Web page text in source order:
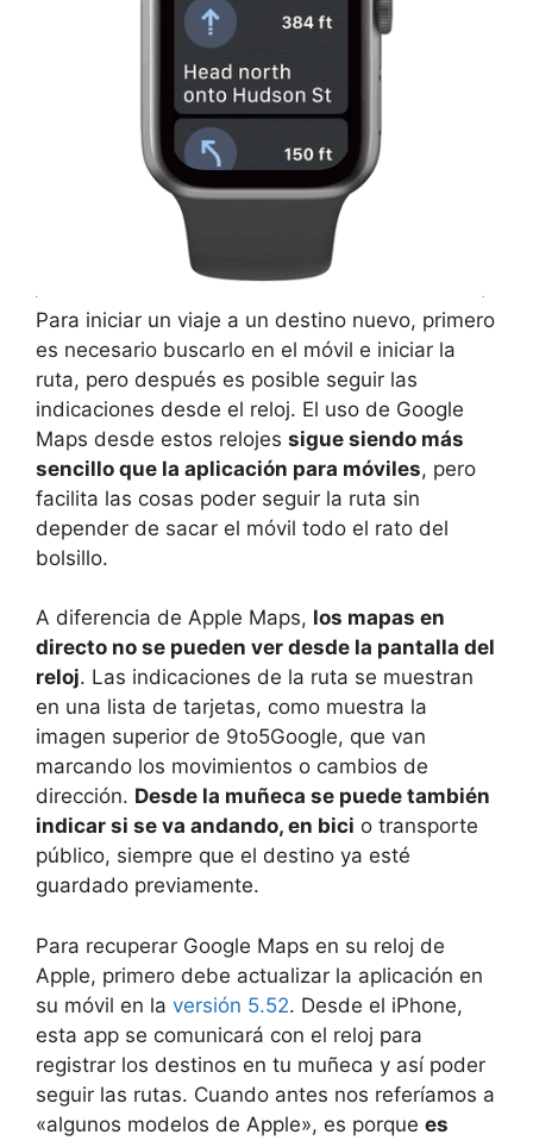
Para iniciar un viaje a un destino nuevo, primero
es necesario buscarlo en el móvil e iniciar la
ruta, pero después es posible seguir las
indicaciones desde el reloj. El uso de Google
Maps desde estos relojes sigue siendo más
sencillo que la aplicación para móviles, pero
facilita las cosas poder seguir la ruta sin
depender de sacar el móvil todo el rato del
bolsillo.
A diferencia de Apple Maps, los mapas en
directo no se pueden ver desde la pantalla del
reloj. Las indicaciones de la ruta se muestran
en una lista de tarjetas, como muestra la
imagen superior de 9to5Google, que van
marcando los movimientos o cambios de
dirección. Desde la muñeca se puede también
indicar si se va andando, en bici o transporte
público, siempre que el destino ya esté
guardado previamente.
Para recuperar Google Maps en su reloj de
Apple, primero debe actualizar la aplicación en
su móvil en la versión 5.52. Desde el iPhone,
esta app se comunicará con el reloj para
registrar los destinos en tu muñeca y así poder
seguir las rutas. Cuando antes nos referíamos a
«algunos modelos de Apple», es porque es